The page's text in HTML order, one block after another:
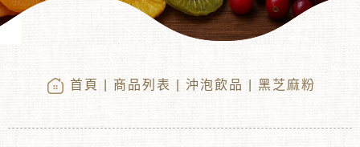
首頁 商品列表 沖泡飲品 | 黑芝麻粉